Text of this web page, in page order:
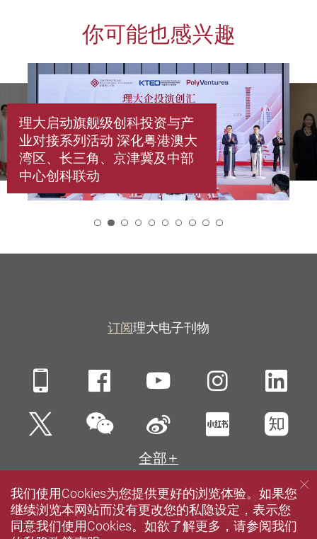
你可能也感兴趣
理大启动旗舰级创科投资与产
业对接系列活动 深化粤港澳大
湾区、长三角、京津冀及中部
中心创科联动
订阅理大电子刊物
Mobile FacebookYouTube
Twitter微信 新浪微博小红书知
全部
网站指南 联络我们 私隐政策声明
使用条款
无障碍网页
招聘 媒体 图书馆
我们使用Cookies为您提供更好的浏览体验。如果您
继续浏览本网站而没有更改您的私隐设定，表示您
同意我们使用Cookies。如欲了解更多，请参阅我们